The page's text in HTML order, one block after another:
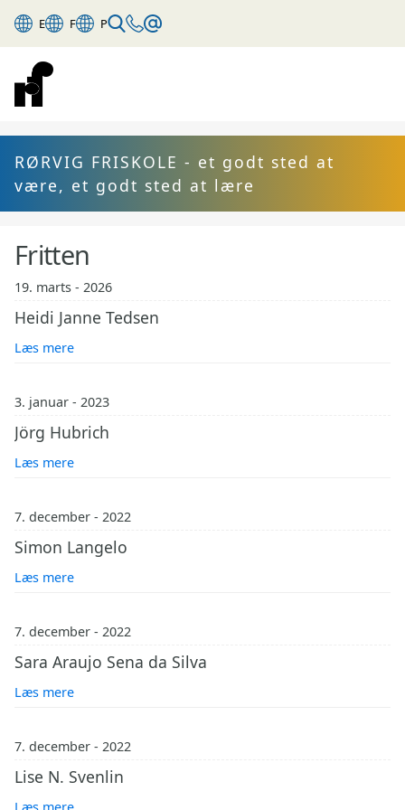
E F P
RØRVIG FRISKOLE - et godt sted at
være, et godt sted at lære
Fritten
19. marts - 2026
Heidi Janne Tedsen
Læs mere
3. januar - 2023
Jörg Hubrich
Læs mere
7. december - 2022
Simon Langelo
Læs mere
7. december - 2022
Sara Araujo Sena da Silva
Læs mere
7. december - 2022
Lise N. Svenlin